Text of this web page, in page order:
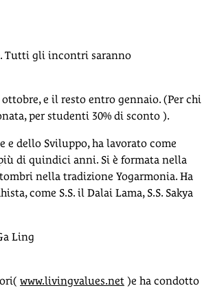
Tutti gli incontri saranno
ottobre, e il resto entro gennaio. (Per chi
per studenti 30% di sconto ).
e dello Sviluppo, ha lavorato come
di quindici anni. Si è formata nella
nella tradizione Yogarmonia. Ha
come S.S. il Dalai Lama, S.S. Sakya
Ling
www.livingvalues.net )e ha condotto